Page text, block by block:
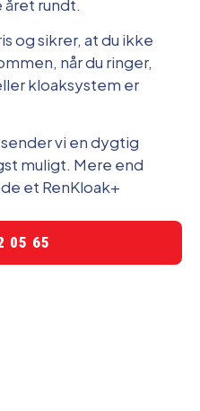
året rundt.
og sikrer, at du ikke
når du ringer,
kloaksystem er
sender vi en dygtig
muligt. Mere end
et RenKloak+
05 65